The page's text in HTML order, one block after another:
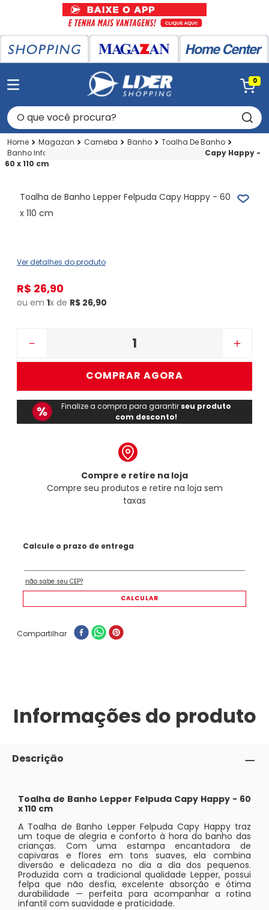
0
O que você procura?
Magazan Cameba Banho
Toalha De Banho
Banho Infantil
Toalha de Banho Lepper Felpuda Capy Happy -
60 x 110 cm
Toalha de Banho Lepper Felpuda Capy Happy - 60
x 110 cm
Ver detalhes do produto
R$ 26,90
ou em 1x de R$ 26,90
＋
－
COMPRAR AGORA
Finalize a compra para garantir seu produto
com desconto!
Compre e retire na loja
Compre seu produtos e retire na loja sem
taxas
Compartilhar
Informações do produto
Descrição
Toalha de Banho Lepper Felpuda Capy Happy - 60
x 110 cm
A Toalha de Banho Lepper Felpuda Capy Happy traz
um toque de alegria e conforto à hora do banho das
crianças. Com uma estampa encantadora de
capivaras e flores em tons suaves, ela combina
diversão e delicadeza no dia a dia dos pequenos.
Produzida com a tradicional qualidade Lepper, possui
felpa que não desfia, excelente absorção e ótima
durabilidade — perfeita para acompanhar a rotina
infantil com suavidade e praticidade.